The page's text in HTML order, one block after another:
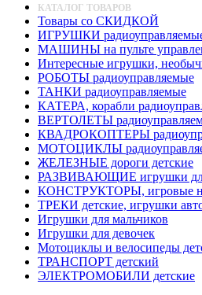
КАТАЛОГ ТОВАРОВ
Товары со СКИДКОЙ
ИГРУШКИ радиоуправляемые
МАШИНЫ на пульте
Интересные игрушки,
РОБОТЫ радиоуправляемые
ТАНКИ радиоуправляемые
КАТЕРА, корабли
ВЕРТОЛЕТЫ
КВАДРОКОПТЕРЫ
МОТОЦИКЛЫ
ЖЕЛЕЗНЫЕ дороги детские
РАЗВИВАЮЩИЕ игрушки
КОНСТРУКТОРЫ, игровые
ТРЕКИ детские, игрушки
Игрушки для мальчиков
Игрушки для девочек
Мотоциклы и велосипеды
ТРАНСПОРТ детский
ЭЛЕКТРОМОБИЛИ детские